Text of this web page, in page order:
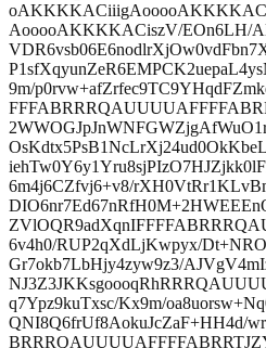
AooooAKKKKACiszV/EOn6LH/
9m/
6m4j6CZfvj6+v8/
6v4h0/RUP2qXdLjKwpyx/
Gr7okb7LbHjy4zyw9z3/
q7Ypz9kuTxsc/Kx9m/
QNI8Q6frUf8AokuJcZaF+HH4d/